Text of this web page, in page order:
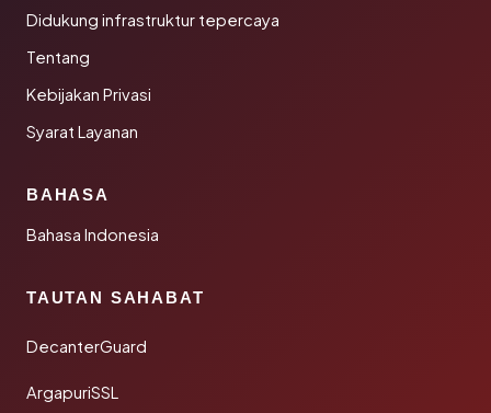
Didukung infrastruktur tepercaya
Tentang
Kebijakan Privasi
Syarat Layanan
BAHASA
Bahasa Indonesia
TAUTAN SAHABAT
DecanterGuard
ArgapuriSSL